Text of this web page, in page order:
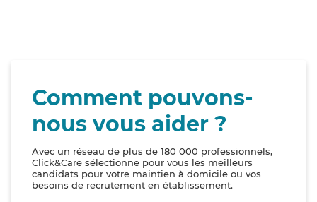
Comment pouvons-
nous vous aider ?
Avec un réseau de plus de 180 000 professionnels,
Click&Care sélectionne pour vous les meilleurs
candidats pour votre maintien à domicile ou vos
besoins de recrutement en établissement.